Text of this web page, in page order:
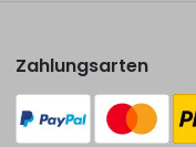
Zahlungsarten